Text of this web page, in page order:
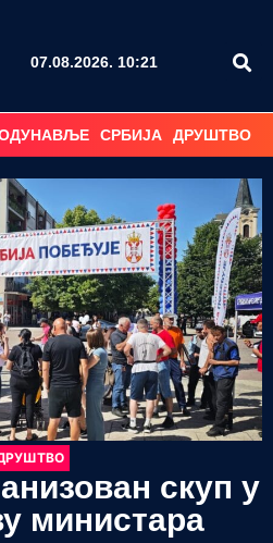
07.08.2026. 10:21
СРБИЈА ДРУШТВО
скуп у
министара